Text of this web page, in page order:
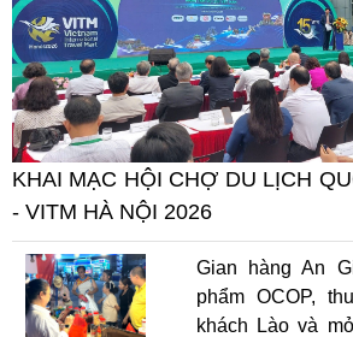
KHAI MẠC HỘI CHỢ DU LỊCH
- VITM HÀ NỘI 2026
Gian hàng An
phẩm OCOP,
khách Lào và